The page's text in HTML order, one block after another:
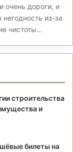
очень дороги, и
из-за
чистоты…
строительства
и
билеты на